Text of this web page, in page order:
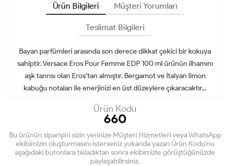
Ürün Bilgileri Müşteri Yorumları
Teslimat Bilgileri
Bayan parfümleri arasında son derece dikkat çekici bir kokuya
sahiptir. Versace Eros Pour Femme EDP 100 ml ürünün ilhamını
aşk tanrısı olan Eros’tan almıştır. Bergamot ve İtalyan limon
kabuğu notaları ile enerjinizi en üst düzeylere çıkaracaktır...
Ürün Kodu
660
Bu ürünün siparişini sizin yerinize Müşteri Hizmetleri veya WhatsApp
ekibimizin oluşturmasını isterseniz yukarıda yazan Ürün Kodu'nu
aşağıdaki butonlara tıkladıktan sonra ekibimizle görüştüğünüzde
paylaşabilirsiniz.